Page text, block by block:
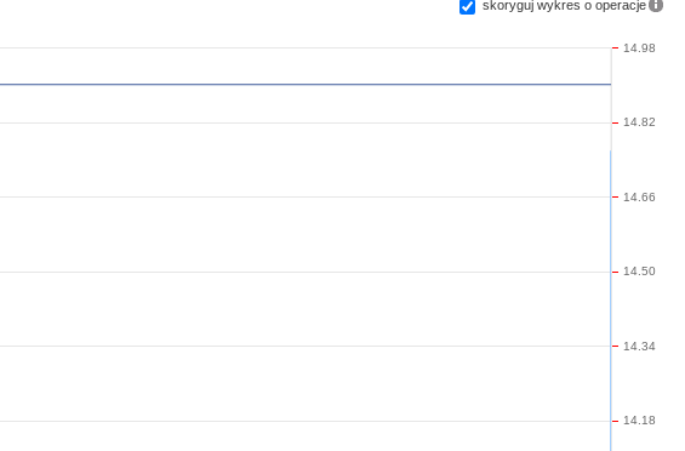
skoryguj wykres o operacje
14.18
14.34
14.50
14.66
14.82
14.98